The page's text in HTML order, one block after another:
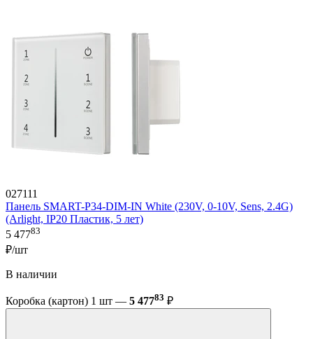
027111
Панель SMART-P34-DIM-IN White (230V, 0-10V, Sens, 2.4G)
(Arlight, IP20 Пластик, 5 лет)
5 47783
₽/шт
В наличии
Коробка (картон) 1 шт — 5 47783 ₽